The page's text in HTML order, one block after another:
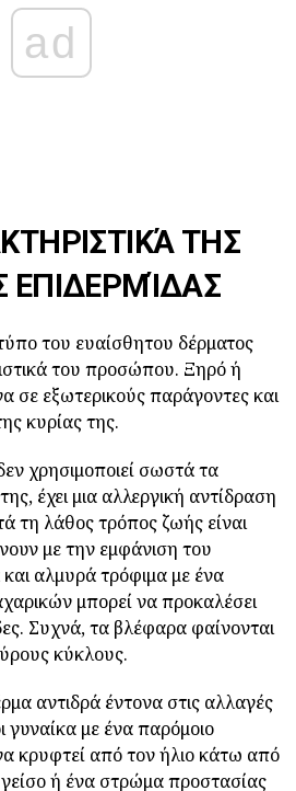
ad
ΤΗΣ
ΕΠΙΔΕΡΜΊΔΑΣ
του ευαίσθητου δέρματος
του προσώπου. Ξηρό ή
σε εξωτερικούς παράγοντες και
κυρίας της.
χρησιμοποιεί σωστά τα
έχει μια αλλεργική αντίδραση
τη λάθος τρόπος ζωής είναι
με την εμφάνιση του
αλμυρά τρόφιμα με ένα
μπορεί να προκαλέσει
Συχνά, τα βλέφαρα φαίνονται
κύκλους.
αντιδρά έντονα στις αλλαγές
γυναίκα με ένα παρόμοιο
κρυφτεί από τον ήλιο κάτω από
ή ένα στρώμα προστασίας